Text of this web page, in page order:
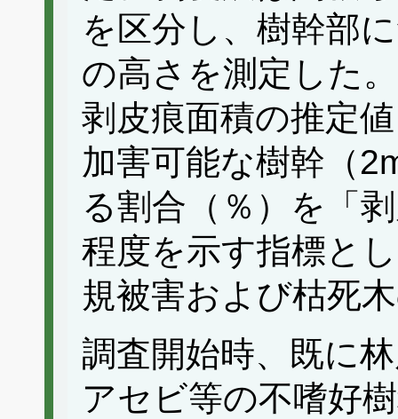
を区分し、樹幹部
の高さを測定した
剥皮痕面積の推定
加害可能な樹幹（
る割合（％）を「
程度を示す指標と
規被害および枯死
調査開始時、既に
アセビ等の不嗜好